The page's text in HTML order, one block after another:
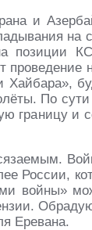
и
на
позиции
По
границу
России,
войны»
Еревана.